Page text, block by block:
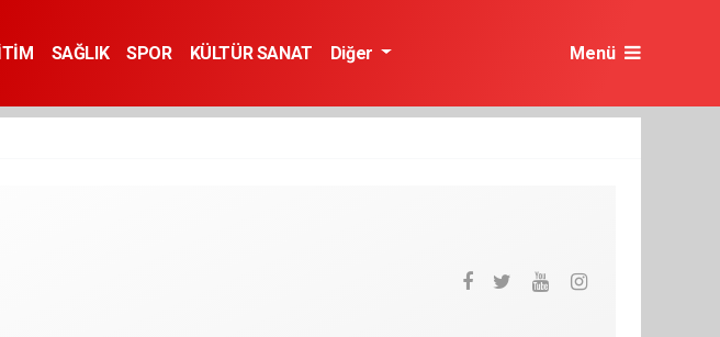
SAĞLIK SPOR KÜLTÜR SANAT Diğer Menü